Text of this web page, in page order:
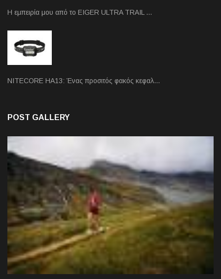
Η εμπειρία μου από το EIGER ULTRA TRAIL …
NITECORE HA13: Ένας προσιτός φακός κεφαλ…
POST GALLERY